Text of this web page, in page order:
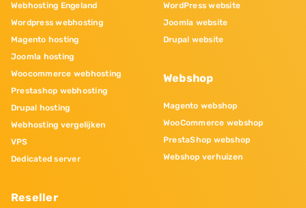
Webhosting Engeland
Wordpress webhosting
Magento hosting
Joomla hosting
Woocommerce webhosting
Prestashop webhosting
Drupal hosting
Webhosting vergelijken
VPS
Dedicated server
Reseller
WordPress website
Joomla website
Drupal website
Webshop
Magento webshop
WooCommerce webshop
PrestaShop webshop
Webshop verhuizen